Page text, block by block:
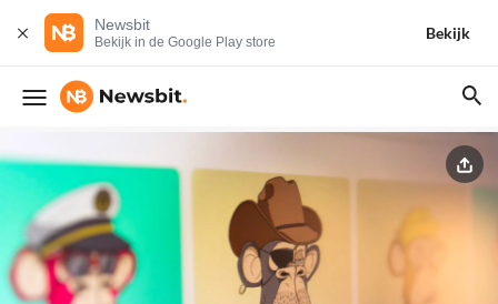
Newsbit
Bekijk in de Google Play store
Bekijk